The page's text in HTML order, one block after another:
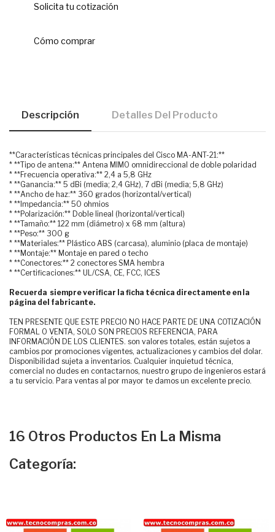
Solicita tu cotización
Cómo comprar
Descripción Detalles Del Producto
**Características técnicas principales del Cisco MA-ANT-21:**
* **Tipo de antena:** Antena MIMO omnidireccional de doble polaridad
* **Frecuencia operativa:** 2,4 a 5,8 GHz
* **Ganancia:** 5 dBi (media; 2,4 GHz), 7 dBi (media; 5,8 GHz)
* **Ancho de haz:** 360 grados (horizontal/vertical)
* **Impedancia:** 50 ohmios
* **Polarización:** Doble lineal (horizontal/vertical)
* **Tamaño:** 122 mm (diámetro) x 68 mm (altura)
* **Peso:** 300 g
* **Materiales:** Plástico ABS (carcasa), aluminio (placa de montaje)
* **Montaje:** Montaje en pared o techo
* **Conectores:** 2 conectores SMA hembra
* **Certificaciones:** UL/CSA, CE, FCC, ICES
Recuerda siempre verificar la ficha técnica directamente en la
página del fabricante.
TEN PRESENTE QUE ESTE PRECIO NO HACE PARTE DE UNA COTIZACIÓN
FORMAL O VENTA, SOLO SON PRECIOS REFERENCIA, PARA
INFORMACIÓN DE LOS CLIENTES. son valores totales, están sujetos a
cambios por promociones vigentes, actualizaciones y cambios del dolar.
Disponibilidad sujeta a inventarios. Cualquier inquietud técnica,
comercial no dudes en contactarnos, nuestro grupo de ingenieros estará
a tu servicio. Para ventas al por mayor te damos un excelente precio.
16 Otros Productos En La Misma
Categoría: